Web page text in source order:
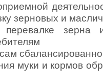
зерновых и
зерна
муки и кормов